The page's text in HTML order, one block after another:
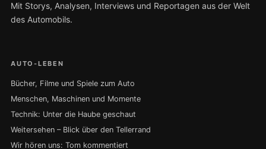
Mit Storys, Analysen, Interviews und Reportagen aus der Welt
des Automobils.
AUTO-LEBEN
Bücher, Filme und Spiele zum Auto
Menschen, Maschinen und Momente
Technik: Unter die Haube geschaut
Weitersehen – Blick über den Tellerrand
Wir hören uns: Tom kommentiert